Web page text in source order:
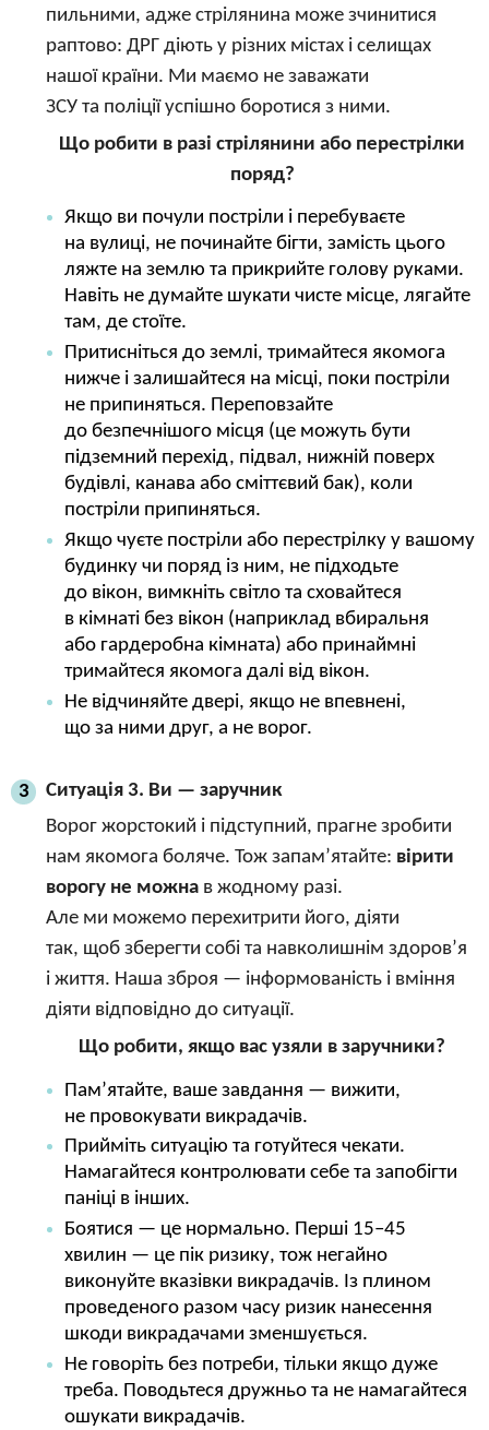
пильними, адже стрілянина може зчинитися
раптово: ДРГ діють у різних містах і селищах
нашої країни. Ми маємо не заважати
ЗСУ та поліції успішно боротися з ними.
Що робити в разі стрілянини або перестрілки
поряд?
Якщо ви почули постріли і перебуваєте
на вулиці, не починайте бігти, замість цього
ляжте на землю та прикрийте голову руками.
Навіть не думайте шукати чисте місце, лягайте
там, де стоїте.
Притисніться до землі, тримайтеся якомога
нижче і залишайтеся на місці, поки постріли
не припиняться. Переповзайте
до безпечнішого місця (це можуть бути
підземний перехід, підвал, нижній поверх
будівлі, канава або сміттєвий бак), коли
постріли припиняться.
Якщо чуєте постріли або перестрілку у вашому
будинку чи поряд із ним, не підходьте
до вікон, вимкніть світло та сховайтеся
в кімнаті без вікон (наприклад вбиральня
або гардеробна кімната) або принаймні
тримайтеся якомога далі від вікон.
Не відчиняйте двері, якщо не впевнені,
що за ними друг, а не ворог.
3
Ситуація 3. Ви — заручник
Ворог жорстокий і підступний, прагне зробити
нам якомога боляче. Тож запам’ятайте: вірити
ворогу не можна в жодному разі.
Але ми можемо перехитрити його, діяти
так, щоб зберегти собі та навколишнім здоров’я
і життя. Наша зброя — інформованість і вміння
діяти відповідно до ситуації.
Що робити, якщо вас узяли в заручники?
Пам’ятайте, ваше завдання — вижити,
не провокувати викрадачів.
Прийміть ситуацію та готуйтеся чекати.
Намагайтеся контролювати себе та запобігти
паніці в інших.
Боятися — це нормально. Перші 15–45
хвилин — це пік ризику, тож негайно
виконуйте вказівки викрадачів. Із плином
проведеного разом часу ризик нанесення
шкоди викрадачами зменшується.
Не говоріть без потреби, тільки якщо дуже
треба. Поводьтеся дружньо та не намагайтеся
ошукати викрадачів.